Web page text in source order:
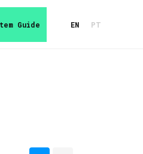
Guide EN PT